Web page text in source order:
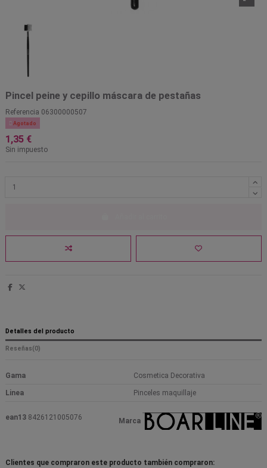
Pincel peine y cepillo máscara de pestañas
Referencia 06300000507
 Agotado
1,35 €
Sin impuesto
Detalles del producto
Reseñas(0)
Gama Cosmetica Decorativa
Linea Pinceles maquillaje
Marca
ean13 8426121005076
Clientes que compraron este producto también compraron: